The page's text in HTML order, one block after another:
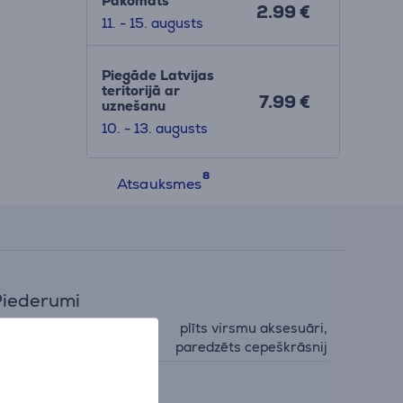
11. - 15. augusts
2.99 €
Piegāde Latvijas
teritorijā ar
uznešanu
10. - 13. augusts
7.99 €
Atsauksmes
plīts virsmu aksesuāri,
paredzēts cepeškrāsnij